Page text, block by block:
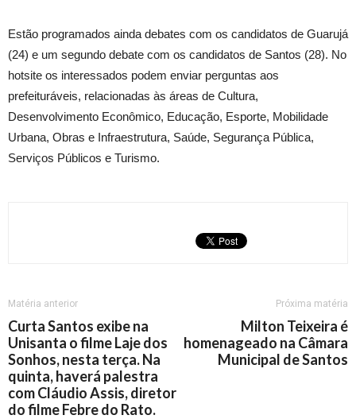
Estão programados ainda debates com os candidatos de Guarujá
(24) e um segundo debate com os candidatos de Santos (28). No
hotsite os interessados podem enviar perguntas aos
prefeituráveis, relacionadas às áreas de Cultura,
Desenvolvimento Econômico, Educação, Esporte, Mobilidade
Urbana, Obras e Infraestrutura, Saúde, Segurança Pública,
Serviços Públicos e Turismo.
Matéria anterior
Curta Santos exibe na
Unisanta o filme Laje dos
Sonhos, nesta terça. Na
quinta, haverá palestra
com Cláudio Assis, diretor
do filme Febre do Rato.
Próxima matéria
Milton Teixeira é
homenageado na Câmara
Municipal de Santos